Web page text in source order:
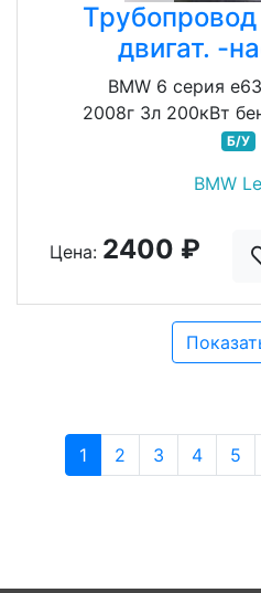
двигат. -
BMW 6 серия
2008г 3л 200кВт
Б/У
BMW
Цена: 2400 ₽
1 2 3 4 5